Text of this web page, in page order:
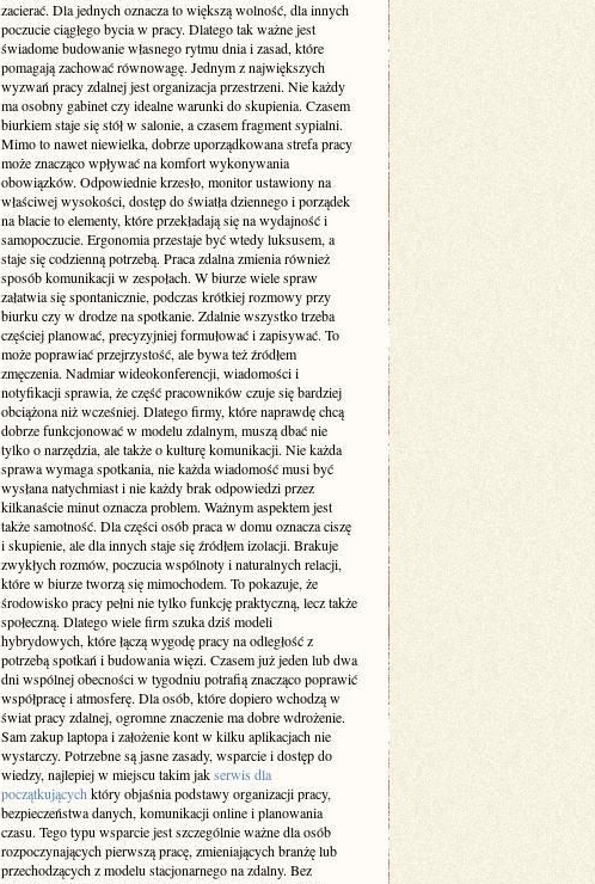
zacierać. Dla jednych oznacza to większą wolność, dla innych
poczucie ciągłego bycia w pracy. Dlatego tak ważne jest
świadome budowanie własnego rytmu dnia i zasad, które
pomagają zachować równowagę. Jednym z największych
wyzwań pracy zdalnej jest organizacja przestrzeni. Nie każdy
ma osobny gabinet czy idealne warunki do skupienia. Czasem
biurkiem staje się stół w salonie, a czasem fragment sypialni.
Mimo to nawet niewielka, dobrze uporządkowana strefa pracy
może znacząco wpływać na komfort wykonywania
obowiązków. Odpowiednie krzesło, monitor ustawiony na
właściwej wysokości, dostęp do światła dziennego i porządek
na blacie to elementy, które przekładają się na wydajność i
samopoczucie. Ergonomia przestaje być wtedy luksusem, a
staje się codzienną potrzebą. Praca zdalna zmienia również
sposób komunikacji w zespołach. W biurze wiele spraw
załatwia się spontanicznie, podczas krótkiej rozmowy przy
biurku czy w drodze na spotkanie. Zdalnie wszystko trzeba
częściej planować, precyzyjniej formułować i zapisywać. To
może poprawiać przejrzystość, ale bywa też źródłem
zmęczenia. Nadmiar wideokonferencji, wiadomości i
notyfikacji sprawia, że część pracowników czuje się bardziej
obciążona niż wcześniej. Dlatego firmy, które naprawdę chcą
dobrze funkcjonować w modelu zdalnym, muszą dbać nie
tylko o narzędzia, ale także o kulturę komunikacji. Nie każda
sprawa wymaga spotkania, nie każda wiadomość musi być
wysłana natychmiast i nie każdy brak odpowiedzi przez
kilkanaście minut oznacza problem. Ważnym aspektem jest
także samotność. Dla części osób praca w domu oznacza ciszę
i skupienie, ale dla innych staje się źródłem izolacji. Brakuje
zwykłych rozmów, poczucia wspólnoty i naturalnych relacji,
które w biurze tworzą się mimochodem. To pokazuje, że
środowisko pracy pełni nie tylko funkcję praktyczną, lecz także
społeczną. Dlatego wiele firm szuka dziś modeli
hybrydowych, które łączą wygodę pracy na odległość z
potrzebą spotkań i budowania więzi. Czasem już jeden lub dwa
dni wspólnej obecności w tygodniu potrafią znacząco poprawić
współpracę i atmosferę. Dla osób, które dopiero wchodzą w
świat pracy zdalnej, ogromne znaczenie ma dobre wdrożenie.
Sam zakup laptopa i założenie kont w kilku aplikacjach nie
wystarczy. Potrzebne są jasne zasady, wsparcie i dostęp do
wiedzy, najlepiej w miejscu takim jakserwis dla
początkujących który objaśnia podstawy organizacji pracy,
bezpieczeństwa danych, komunikacji online i planowania
czasu. Tego typu wsparcie jest szczególnie ważne dla osób
rozpoczynających pierwszą pracę, zmieniających branżę lub
przechodzących z modelu stacjonarnego na zdalny. Bez